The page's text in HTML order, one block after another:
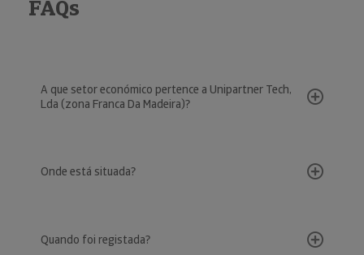
FAQs
A que setor económico pertence a Unipartner Tech,
Lda (zona Franca Da Madeira)?
Onde está situada?
Quando foi registada?